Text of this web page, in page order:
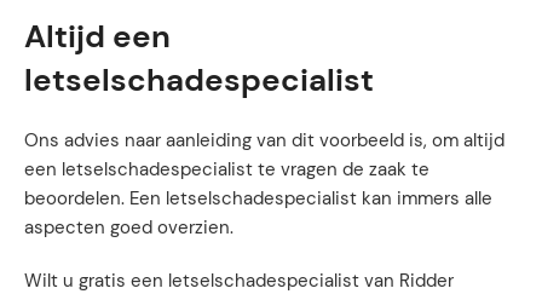
Altijd een
letselschadespecialist
Ons advies naar aanleiding van dit voorbeeld is, om altijd
een letselschadespecialist te vragen de zaak te
beoordelen. Een letselschadespecialist kan immers alle
aspecten goed overzien.
Wilt u gratis een letselschadespecialist van Ridder